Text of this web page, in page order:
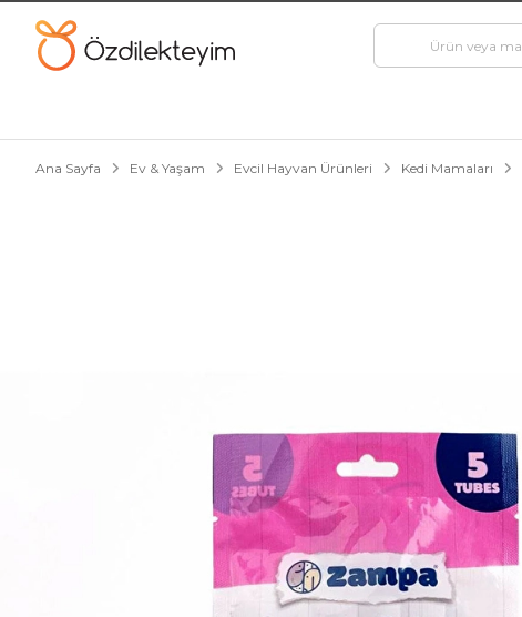
Ana Sayfa Ev & Yaşam Evcil Hayvan Ürünleri Kedi Mamaları